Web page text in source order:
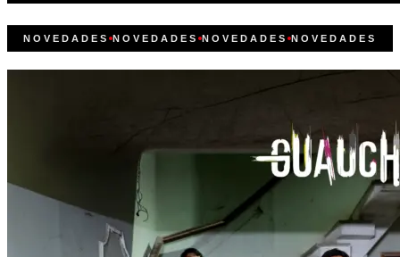
NOVEDADES NOVEDADES NOVEDADES NOVEDADES